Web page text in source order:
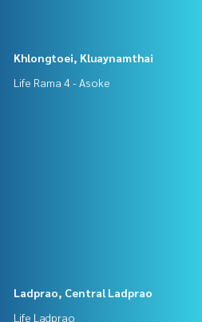
Khlongtoei, Kluaynamthai
Life Rama 4 - Asoke
Ladprao, Central Ladprao
Life Ladprao